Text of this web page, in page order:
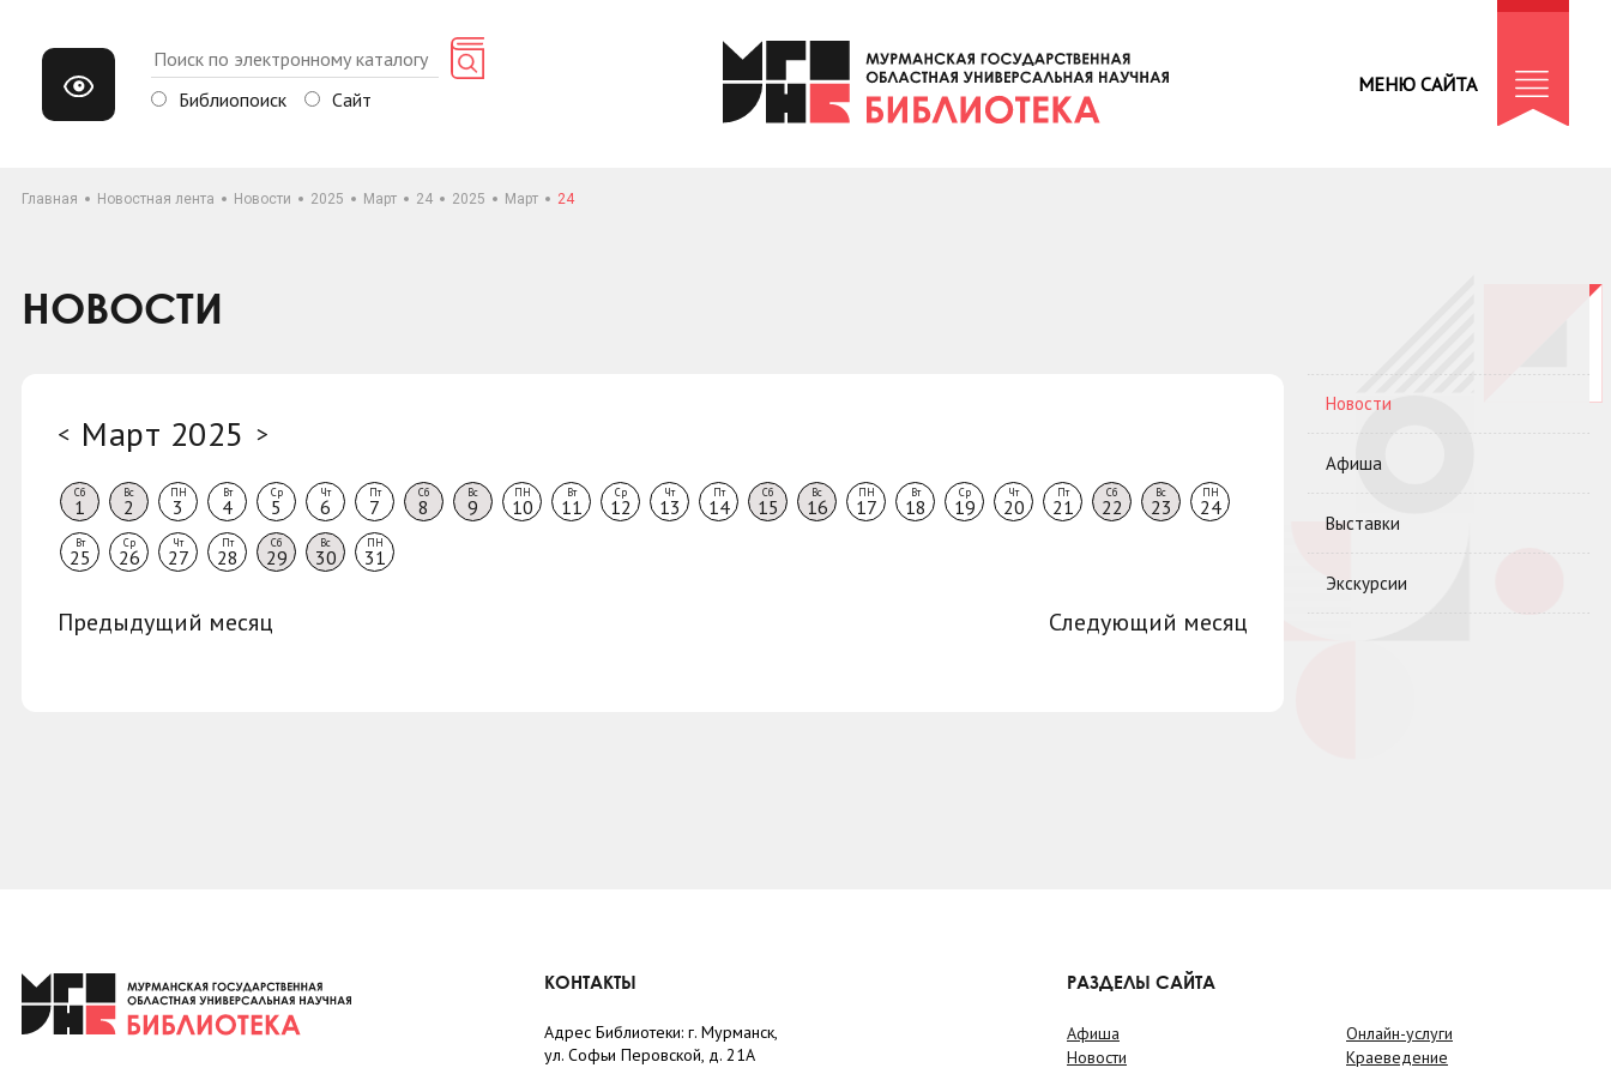
Библиопоиск Сайт
МЕНЮ САЙТА
Главная Новостная лента Новости 2025 Март 24 2025 Март 24
НОВОСТИ
< Март 2025 >
Сб
1
Вс
2
ПН
3
Вт
4
Ср
5
Чт
6
Пт
7
Сб
8
Вс
9
ПН
10
Вт
11
Ср
12
Чт
13
Пт
14
Сб
15
Вс
16
ПН
17
Вт
18
Ср
19
Чт
20
Пт
21
Сб
22
Вс
23
ПН
24
Вт
25
Ср
26
Чт
27
Пт
28
Сб
29
Вс
30
ПН
31
Предыдущий месяц Следующий месяц
Новости
Афиша
Выставки
Экскурсии
КОНТАКТЫ
Адрес Библиотеки: г. Мурманск,
ул. Софьи Перовской, д. 21А
РАЗДЕЛЫ САЙТА
Афиша
Новости
Онлайн-услуги
Краеведение